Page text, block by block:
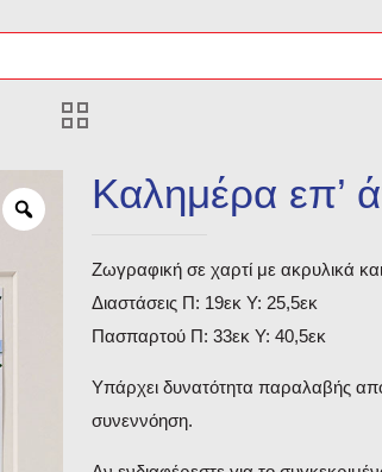
Καλημέρα επ’
Ζωγραφική σε χαρτί με ακρυλικά
Διαστάσεις Π: 19εκ Υ: 25,5εκ
Πασπαρτού Π: 33εκ Υ: 40,5εκ
Υπάρχει δυνατότητα παραλαβής
συνεννόηση.